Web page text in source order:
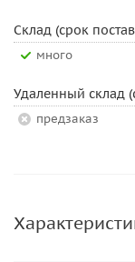
Склад (срок
Много
Удаленный склад
Предзаказ